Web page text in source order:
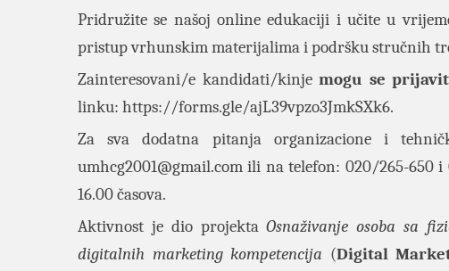
Pridružite se našoj online edukaciji i učite u
pristup vrhunskim materijalima i podršku stručnih
Zainteresovani/e kandidati/kinje mogu se
linku: https://forms.gle/ajL39vpzo3JmkSXk6.
Za sva dodatna pitanja organizacione i
umhcg2001@gmail.com ili na telefon: 020/265-650 i
16.00 časova.
Aktivnost je dio projektaOsnaživanje osoba sa
digitalnih marketing kompetencija (Digital